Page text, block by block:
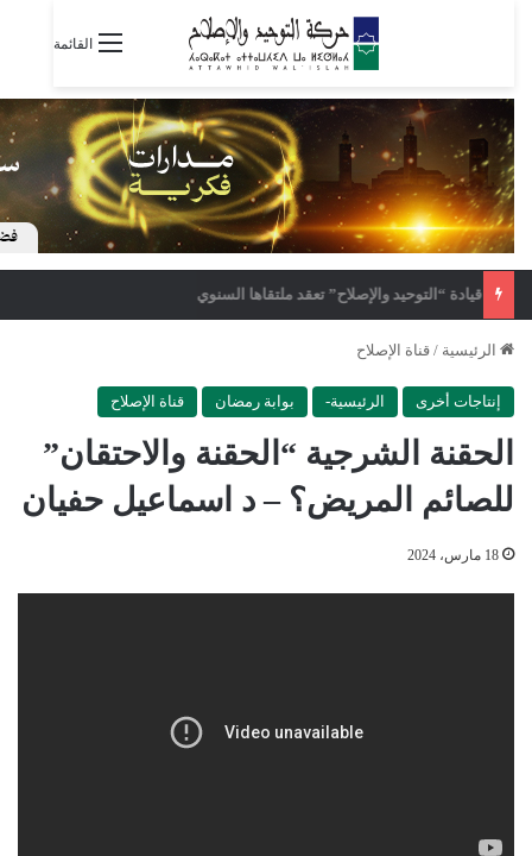
القائمة
الرئيسية / قناة الإصلاح
إنتاجات أخرى الرئيسية- بوابة رمضان قناة الإصلاح
الحقنة الشرجية “الحقنة والاحتقان”
للصائم المريض؟ – د اسماعيل حفيان
18 مارس، 2024